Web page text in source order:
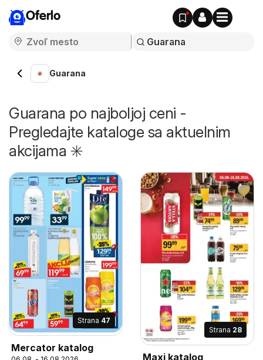
Oferlo
Guarana
Guarana po najboljoj ceni -
Pregledajte kataloge sa aktuelnim
akcijama ✳️
Strana 47
Mercator katalog
Strana 28
Maxi katalog